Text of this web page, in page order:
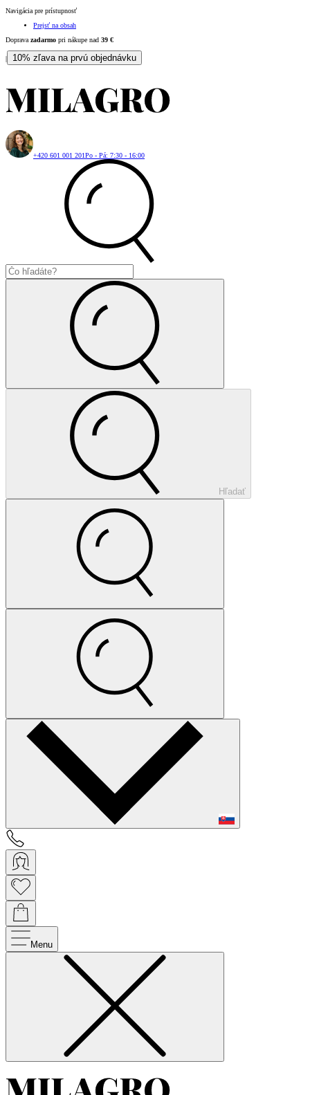
Navigácia pre prístupnosť
Prejsť na obsah
Doprava zadarmo pri nákupe nad 39 €
| 10% zľava na prvú objednávku
+420 601 001 201Po - Pá: 7:30 - 16:00
Hľadať
Menu